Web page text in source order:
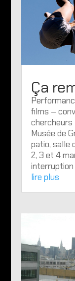
Ça
films –
Musée de
patio, salle
2, 3 et 4
interruption
lire plus